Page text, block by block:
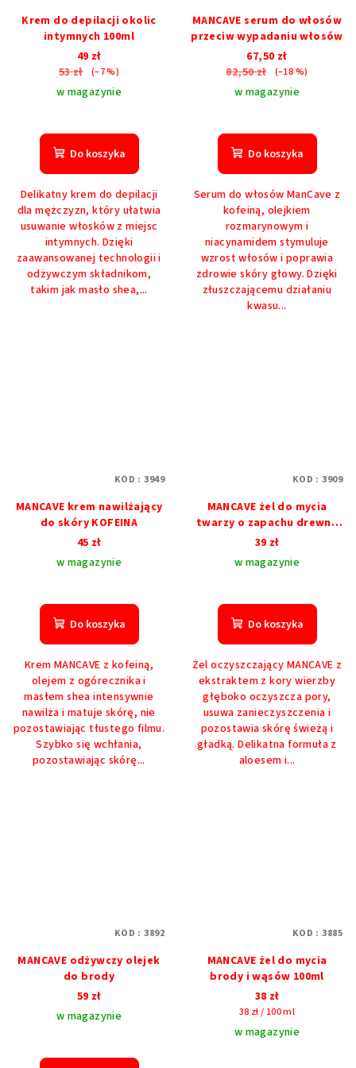
Krem do depilacji okolic
intymnych 100ml
49 zł
53 zł
(–7 %)
w magazynie
ocena
produktu
na
5
gwiazdek.
Do koszyka
Delikatny krem ​​do depilacji
dla mężczyzn, który ułatwia
usuwanie włosków z miejsc
intymnych. Dzięki
zaawansowanej technologii i
odżywczym składnikom,
takim jak masło shea,...
MANCAVE serum do włosów
przeciw wypadaniu włosów
67,50 zł
82,50 zł
(–18 %)
w magazynie
Do koszyka
Serum do włosów ManCave z
kofeiną, olejkiem
rozmarynowym i
niacynamidem stymuluje
wzrost włosów i poprawia
zdrowie skóry głowy. Dzięki
złuszczającemu działaniu
kwasu...
MANCAVE krem ​​nawilżający
do skóry KOFEINA
45 zł
w magazynie
Do koszyka
Krem MANCAVE z kofeiną,
olejem z ogórecznika i
masłem shea intensywnie
nawilża i matuje skórę, nie
pozostawiając tłustego filmu.
Szybko się wchłania,
pozostawiając skórę...
KOD : 3949
MANCAVE żel do mycia
twarzy o zapachu drewna
wierzbowego 125ml
39 zł
w magazynie
Do koszyka
Żel oczyszczający MANCAVE z
ekstraktem z kory wierzby
głęboko oczyszcza pory,
usuwa zanieczyszczenia i
pozostawia skórę świeżą i
gładką. Delikatna formuła z
aloesem i...
KOD : 3909
MANCAVE odżywczy olejek
do brody
59 zł
w magazynie
KOD : 3892
MANCAVE żel do mycia
brody i wąsów 100ml
38 zł
Cena
jednostkowa:
38 zł / 100 ml
w magazynie
KOD : 3885